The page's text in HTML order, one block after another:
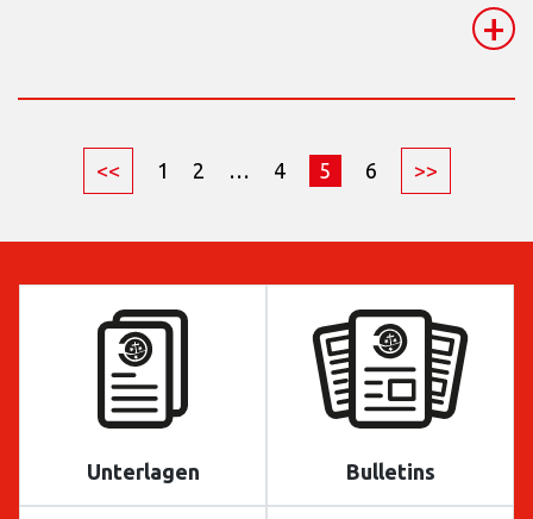
+
<< 1 2 … 4 5 6 >>
Unterlagen Bulletins